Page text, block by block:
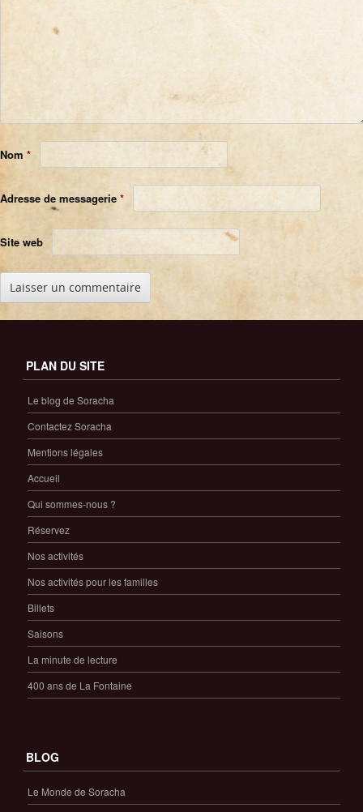
Nom *
Adresse de messagerie *
Site web
PLAN DU SITE
Le blog de Soracha
Contactez Soracha
Mentions légales
Accueil
Qui sommes-nous ?
Réservez
Nos activités
Nos activités pour les familles
Billets
Saisons
La minute de lecture
400 ans de La Fontaine
BLOG
Le Monde de Soracha